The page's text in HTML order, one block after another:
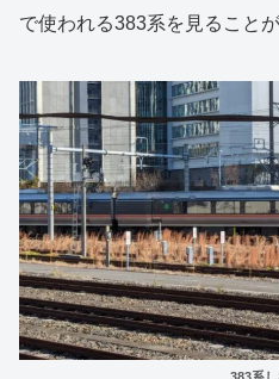
で使われる383系を見ることが